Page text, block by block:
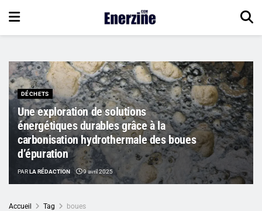
DÉCHETS
Une exploration de solutions
énergétiques durables grâce à la
carbonisation hydrothermale des boues
d’épuration
PARLA RÉDACTION 9 avril 2025
Accueil Tag boues